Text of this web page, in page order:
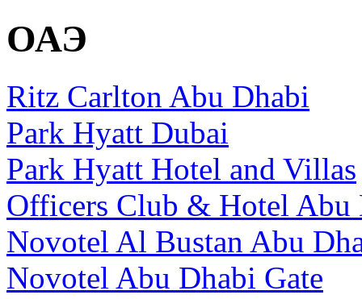
ОАЭ
Ritz Carlton Abu Dhabi
Park Hyatt Dubai
Park Hyatt Hotel and Villas
Officers Club & Hotel Abu
Novotel Al Bustan Abu
Novotel Abu Dhabi Gate